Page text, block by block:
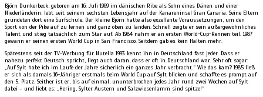
Björn Dunkerbeck, geboren am 16. Juli 1969 im dänischen Ribe als Sohn eines Dänen und einer
Niederländerin, lebt seit seinem sechsten Lebensjahr auf der Kanareninsel Gran Canaria. Seine Eltern
gründeten dort eine Surfschule. Der kleine Björn hatte also exzellente Voraussetzungen, um den
Sport von der Pike auf zu lernen und ganz oben zu landen. Schnell zeigte er sein außergewöhnliches
Talent und stieg tatsächlich zum Star auf. Ab 1984 nahm er an ersten World-Cup-Rennen teil. 1987
gewann er seinen ersten World Cup in San Francisco. Seitdem gab es kein Halten mehr.
Spätestens seit der TV-Werbung für Nutella 1993 kennt ihn in Deutschland fast jeder. Dass er
nahezu perfekt Deutsch spricht, liegt auch daran, dass er oft in Deutschland war. Sehr oft sogar:
„Auf Sylt habe ich im Laufe der Jahre sicherlich ein ganzes Jahr verbracht.“ Wie das kam? 1985 ließ
er sich als damals 16-Jähriger erstmals beim World Cup auf Sylt blicken und schaffte es prompt auf
den 5. Platz. Seither ist er, bis auf einmal, ununterbrochen jedes Jahr rund zwei Wochen auf Sylt
dabei – und liebt es: „Hering, Sylter Austern und Salzwiesenlamm sind spitze!“